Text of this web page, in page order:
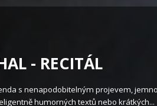
- RECITÁL
s nenapodobitelným projevem,
humorných textů nebo krátkých...